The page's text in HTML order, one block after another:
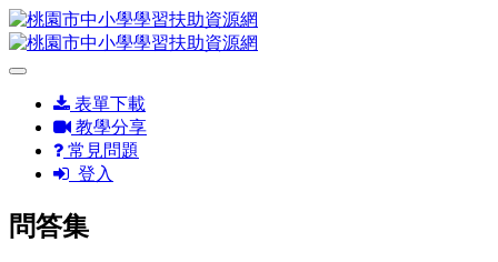
表單下載
教學分享
常見問題
登入
問答集